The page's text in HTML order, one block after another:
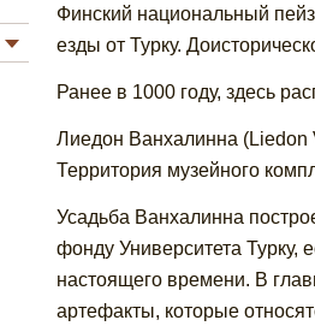
Финский национальный
езды от Турку.
Ранее в 1000 году, здесь
Лиедон Ванхалинна (Liedon
Территория музейного
Усадьба Ванхалинна
фонду Университета Турку,
настоящего времени. В
артефакты, которые